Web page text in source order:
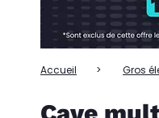
Accueil Gros